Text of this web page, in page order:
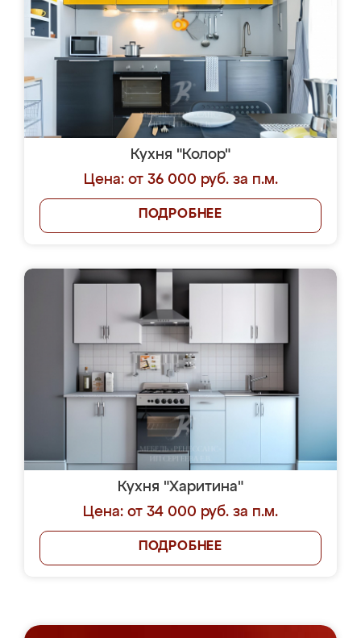
Кухня "Колор"
Цена: от 36 000 руб. за п.м.
ПОДРОБНЕЕ
Кухня "Харитина"
Цена: от 34 000 руб. за п.м.
ПОДРОБНЕЕ